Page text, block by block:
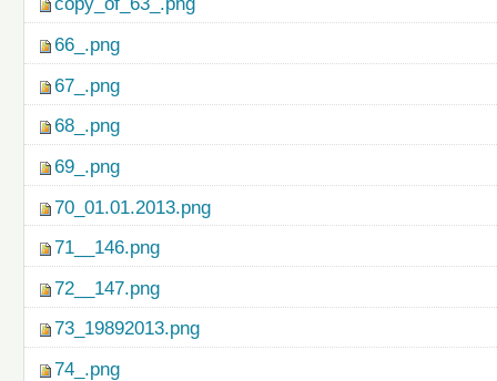
copy_of_63_.png
66_.png
67_.png
68_.png
69_.png
70_01.01.2013.png
71__146.png
72__147.png
73_19892013.png
74_.png